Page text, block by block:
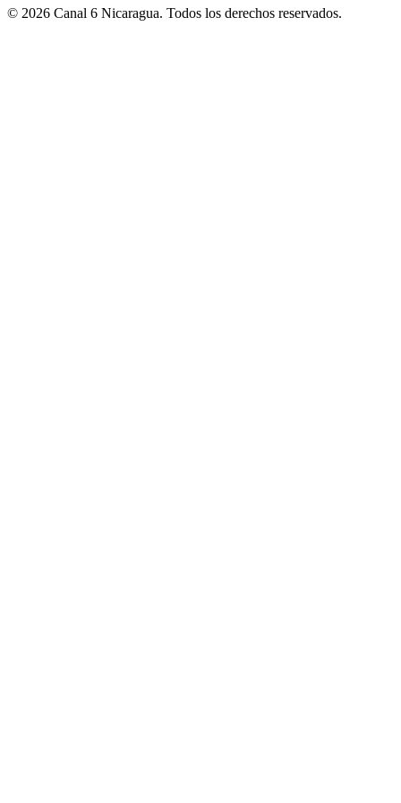
© 2026 Canal 6 Nicaragua. Todos los derechos reservados.